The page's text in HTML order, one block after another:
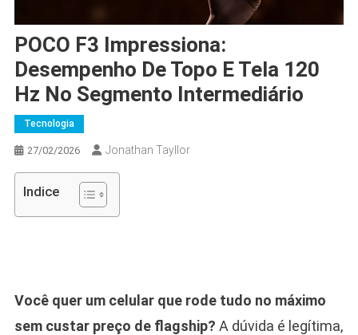
POCO F3 Impressiona:
Desempenho De Topo E Tela 120
Hz No Segmento Intermediário
Tecnologia
27/02/2026 Jonathan Tayllor
Indice
Você quer um celular que rode tudo no máximo
sem custar preço de flagship? A dúvida é legítima,